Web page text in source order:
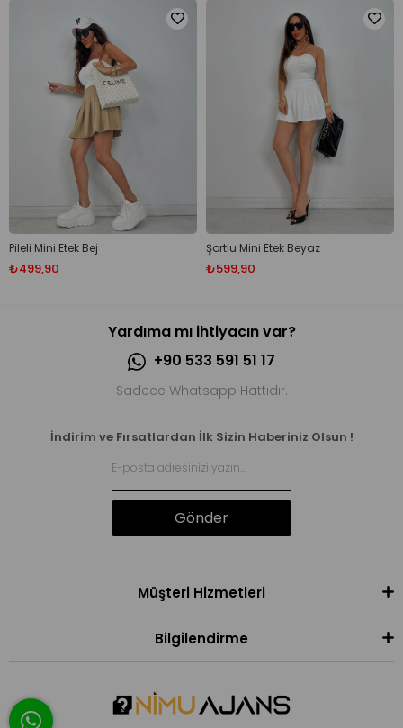
Pileli Mini Etek Bej
₺499,90
Şortlu Mini Etek Beyaz
₺599,90
Yardıma mı ihtiyacın var?
+90 533 591 51 17
Sadece Whatsapp Hattıdır.
İndirim ve Fırsatlardan İlk Sizin Haberiniz Olsun !
Gönder
Müşteri Hizmetleri
Bilgilendirme